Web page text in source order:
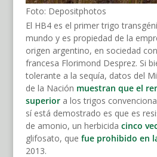
Foto: Depositphotos
El HB4 es el primer trigo
mundo y es propiedad de la
origen argentino, en sociedad
francesa Florimond Desprez. Si
tolerante a la sequía, datos del
de la Nación muestran que el
superiora los trigos
sí está demostrado es que es
de amonio, un herbicida cinco
glifosato, que fue prohibido en
2013.